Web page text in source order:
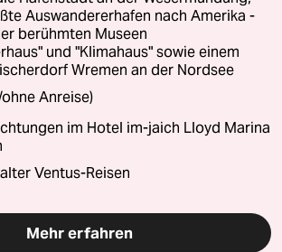
Auswandererhafen nach Amerika -
berühmten Museen
und "Klimahaus" sowie einem
Wremen an der Nordsee
ohne Anreise)
im Hotel im-jaich Lloyd Marina
Ventus-Reisen
Mehr erfahren